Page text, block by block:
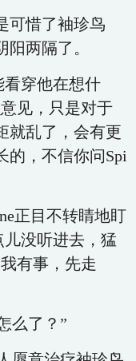
可惜了袖珍鸟
两隔了。
看穿他在想什
见，只是对于
就乱了，会有更
的，不信你问Spi
正目不转睛地盯
儿没听进去，猛
有事，先走
么了？”